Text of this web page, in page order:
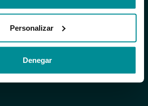
Personalizar
Denegar